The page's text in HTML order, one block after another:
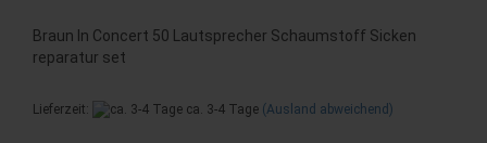
Braun In Concert 50 Lautsprecher Schaumstoff Sicken
reparatur set
Lieferzeit: ca. 3-4 Tage (Ausland abweichend)